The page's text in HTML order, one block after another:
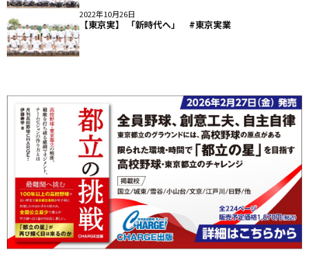
2022年10月26日
【東京実】 「新時代へ」 #東京実業